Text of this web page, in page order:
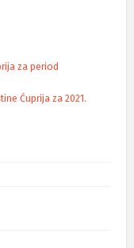
za period
Ćuprija za 2021.